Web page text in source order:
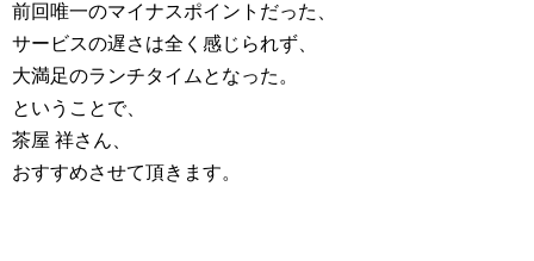
前回唯一のマイナスポイントだった、
サービスの遅さは全く感じられず、
大満足のランチタイムとなった。
ということで、
茶屋 祥さん、
おすすめさせて頂きます。